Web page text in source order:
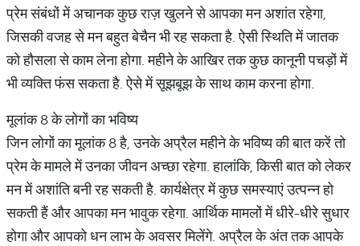
प्रेम संबंधों में अचानक कुछ राज़ खुलने से आपका मन अशांत रहेगा,
जिसकी वजह से मन बहुत बेचैन भी रह सकता है. ऐसी स्थिति में जातक
को हौसला से काम लेना होगा. महीने के आखिर तक कुछ कानूनी पचड़ों में
भी व्यक्ति फंस सकता है. ऐसे में सूझबूझ के साथ काम करना होगा.
मूलांक 8 के लोगों का भविष्य
जिन लोगों का मूलांक 8 है, उनके अप्रैल महीने के भविष्य की बात करें तो
प्रेम के मामले में उनका जीवन अच्छा रहेगा. हालांकि, किसी बात को लेकर
मन में अशांति बनी रह सकती है. कार्यक्षेत्र में कुछ समस्याएं उत्पन्न हो
सकती हैं और आपका मन भावुक रहेगा. आर्थिक मामलों में धीरे-धीरे सुधार
होगा और आपको धन लाभ के अवसर मिलेंगे. अप्रैल के अंत तक आपके